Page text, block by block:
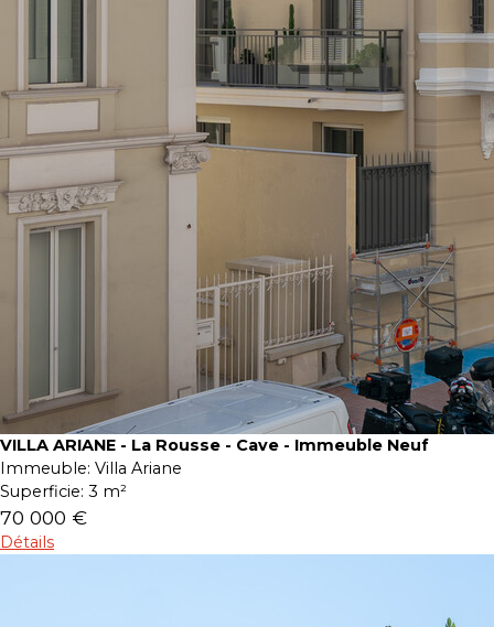
VILLA ARIANE - La Rousse - Cave - Immeuble Neuf
Immeuble: Villa Ariane
Superficie: 3 m²
70 000 €
Détails